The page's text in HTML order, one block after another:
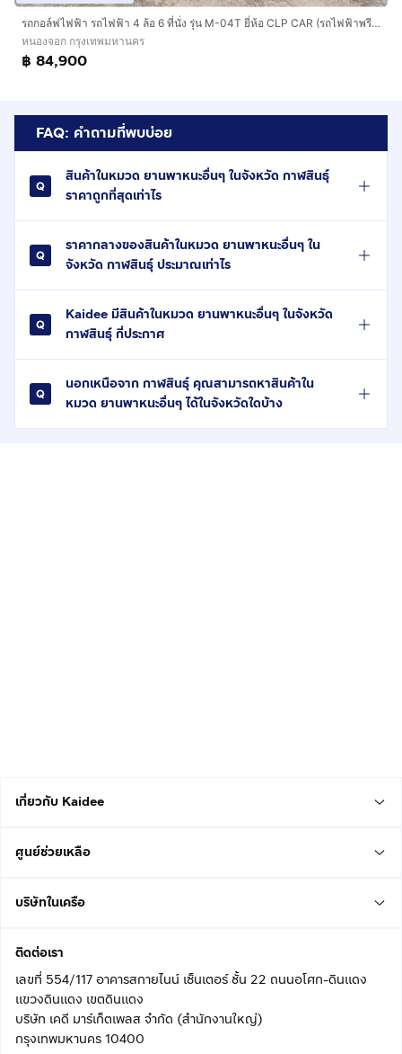
รถกอล์ฟไฟฟ้า รถไฟฟ้า 4 ล้อ 6 ที่นั่ง รุ่น M-04T ยี่ห้อ CLP CAR (รถไฟฟ้าพรีเมี่ยม)
หนองจอก กรุงเทพมหานคร
฿ 84,900
FAQ: คำถามที่พบบ่อย
สินค้าในหมวด ยานพาหนะอื่นๆ ในจังหวัด กาฬสินธุ์
ราคาถูกที่สุดเท่าไร
ราคากลางของสินค้าในหมวด ยานพาหนะอื่นๆ ใน
จังหวัด กาฬสินธุ์ ประมาณเท่าไร
Kaidee มีสินค้าในหมวด ยานพาหนะอื่นๆ ในจังหวัด
กาฬสินธุ์ กี่ประกาศ
นอกเหนือจาก กาฬสินธุ์ คุณสามารถหาสินค้าใน
หมวด ยานพาหนะอื่นๆ ได้ในจังหวัดใดบ้าง
เกี่ยวกับ Kaidee
ศูนย์ช่วยเหลือ
บริษัทในเครือ
ติดต่อเรา
เลขที่ 554/117 อาคารสกายไนน์ เซ็นเตอร์ ชั้น 22 ถนนอโศก-ดินแดง
แขวงดินแดง เขตดินแดง
บริษัท เคดี มาร์เก็ตเพลส จำกัด (สำนักงานใหญ่)
กรุงเทพมหานคร 10400